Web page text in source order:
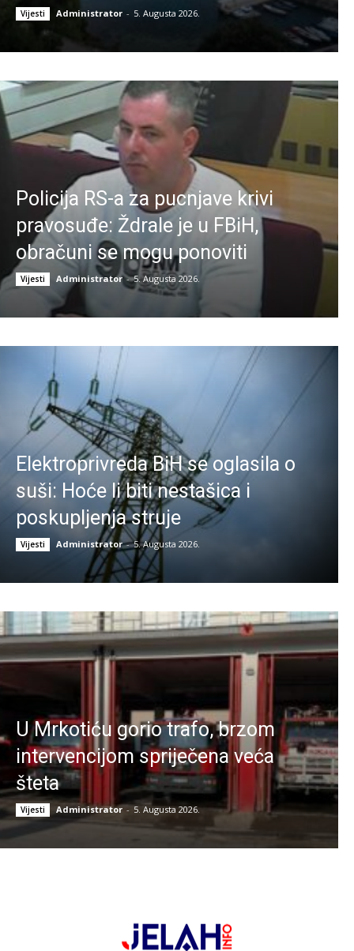
Vijesti Administrator - 5. Augusta 2026.
Policija RS-a za pucnjave krivi
pravosuđe: Ždrale je u FBiH,
obračuni se mogu ponoviti
Vijesti Administrator - 5. Augusta 2026.
Elektroprivreda BiH se oglasila o
suši: Hoće li biti nestašica i
poskupljenja struje
Vijesti Administrator - 5. Augusta 2026.
U Mrkotiću gorio trafo, brzom
intervencijom spriječena veća
šteta
Vijesti Administrator - 5. Augusta 2026.